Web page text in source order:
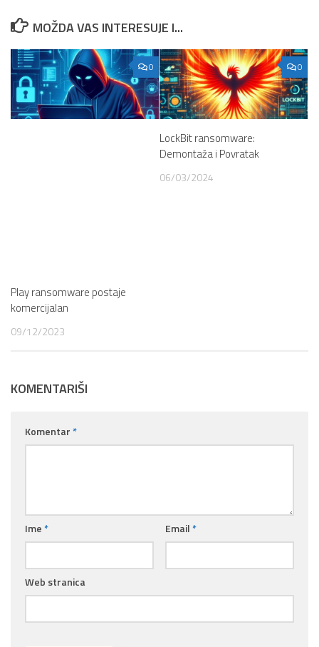
MOŽDA VAS INTERESUJE I...
0
Play ransomware postaje
komercijalan
09/12/2023
0
LockBit ransomware:
Demontaža i Povratak
06/03/2024
KOMENTARIŠI
Komentar *
Ime * Email *
Web stranica